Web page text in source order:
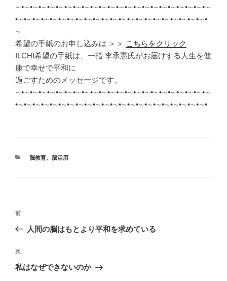
∼•∼•∼•∼•∼•∼•∼•∼•∼•∼•∼•∼•∼•∼•∼•∼•∼•∼•∼•∼•∼•∼•∼
•∼•∼•∼•∼•∼•∼•∼•∼•∼•∼•∼•∼•∼•∼•∼•∼•∼•∼•∼•∼•∼•∼•
∼
希望の手紙のお申し込みは ＞＞ こちらをクリック
ILCHI希望の手紙は、一指 李承憲氏がお届けする人生を健
康で幸せで平和に
過ごすためのメッセージです。
∼•∼•∼•∼•∼•∼•∼•∼•∼•∼•∼•∼•∼•∼•∼•∼•∼•∼•∼•∼•∼•∼•∼
•∼•∼•∼•∼•∼•∼•∼•∼•∼•∼•∼•∼•∼•∼•∼•∼•∼•∼•∼•∼•∼•∼•
カ
脳教育、 脳活用
投
ビ
ゲ
前
の
稿
前
人間の脳はもとより平和を求めている
次
の
次
私はなぜできないのか